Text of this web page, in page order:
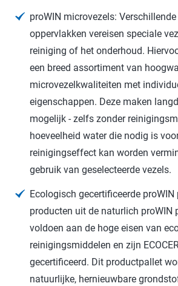
proWIN microvezels:
oppervlakken vereisen speciale
reiniging of het onderhoud.
een breed assortiment van
microvezelkwaliteiten met
eigenschappen. Deze maken
mogelijk - zelfs zonder
hoeveelheid water die nodig is
reinigingseffect kan worden
gebruik van geselecteerde vezels.
Ecologisch gecertificeerde
producten uit de naturlich proWIN
voldoen aan de hoge eisen van
reinigingsmiddelen en zijn
gecertificeerd. Dit productpallet
natuurlijke, hernieuwbare